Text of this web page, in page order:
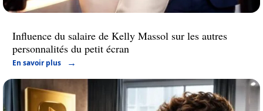
Influence du salaire de Kelly Massol sur les autres
personnalités du petit écran
En savoir plus